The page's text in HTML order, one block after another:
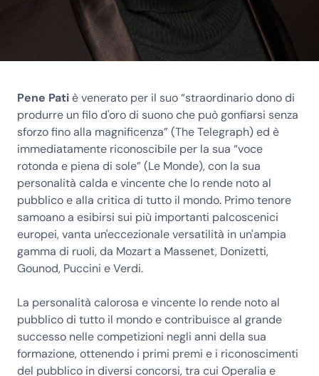
Pene Patiè venerato per il suo “straordinario dono di
produrre un filo d'oro di suono che può gonfiarsi senza
sforzo fino alla magnificenza” (The Telegraph) ed è
immediatamente riconoscibile per la sua “voce
rotonda e piena di sole” (Le Monde), con la sua
personalità calda e vincente che lo rende noto al
pubblico e alla critica di tutto il mondo. Primo tenore
samoano a esibirsi sui più importanti palcoscenici
europei, vanta un'eccezionale versatilità in un'ampia
gamma di ruoli, da Mozart a Massenet, Donizetti,
Gounod, Puccini e Verdi.
La personalità calorosa e vincente lo rende noto al
pubblico di tutto il mondo e contribuisce al grande
successo nelle competizioni negli anni della sua
formazione, ottenendo i primi premi e i riconoscimenti
del pubblico in diversi concorsi, tra cui Operalia e